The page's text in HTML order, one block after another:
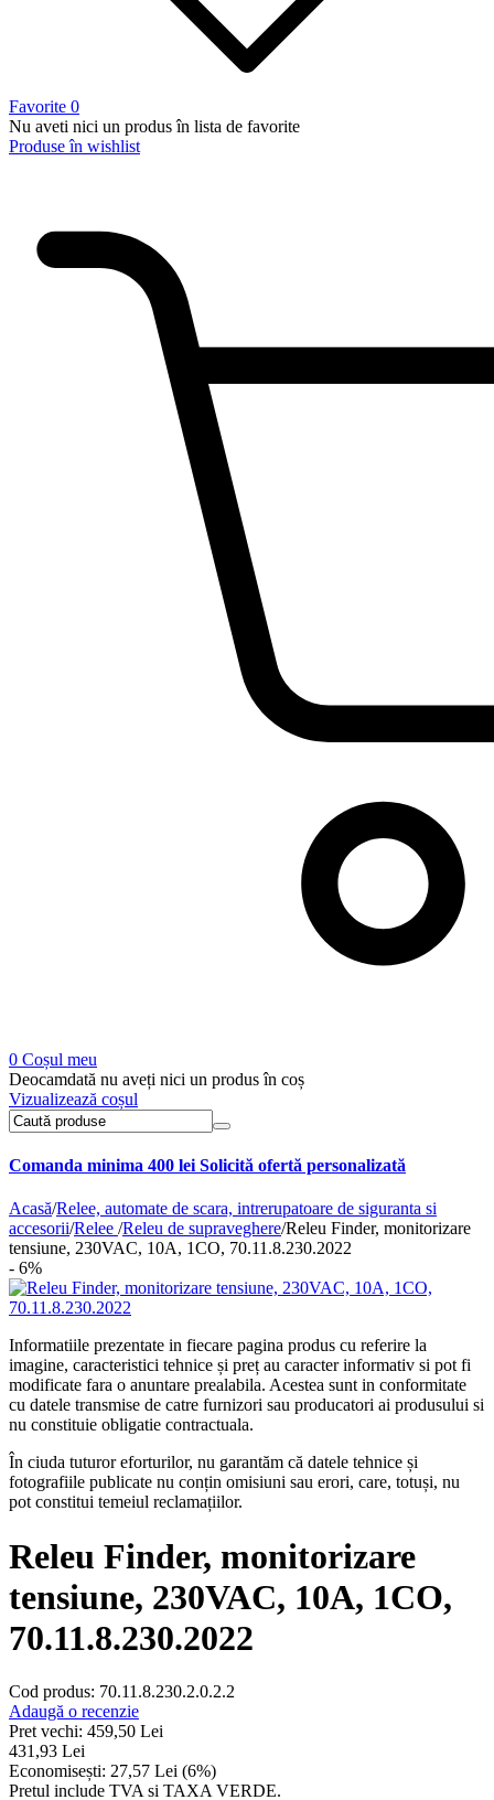
Favorite 0
Nu aveti nici un produs în lista de favorite
Produse în wishlist
0 Coșul meu
Deocamdată nu aveți nici un produs în coș
Vizualizează coșul
Comanda minima 400 lei Solicită ofertă personalizată
Acasă/Relee, automate de scara, intrerupatoare de siguranta si
accesorii/Relee /Releu de supraveghere/Releu Finder, monitorizare
tensiune, 230VAC, 10A, 1CO, 70.11.8.230.2022
- 6%
Informatiile prezentate in fiecare pagina produs cu referire la
imagine, caracteristici tehnice și preț au caracter informativ si pot fi
modificate fara o anuntare prealabila. Acestea sunt in conformitate
cu datele transmise de catre furnizori sau producatori ai produsului si
nu constituie obligatie contractuala.
În ciuda tuturor eforturilor, nu garantăm că datele tehnice și
fotografiile publicate nu conțin omisiuni sau erori, care, totuși, nu
pot constitui temeiul reclamațiilor.
Releu Finder, monitorizare
tensiune, 230VAC, 10A, 1CO,
70.11.8.230.2022
Cod produs: 70.11.8.230.2.0.2.2
Adaugă o recenzie
Pret vechi: 459,50 Lei
431,93 Lei
Economisești: 27,57 Lei (6%)
Pretul include TVA si TAXA VERDE.